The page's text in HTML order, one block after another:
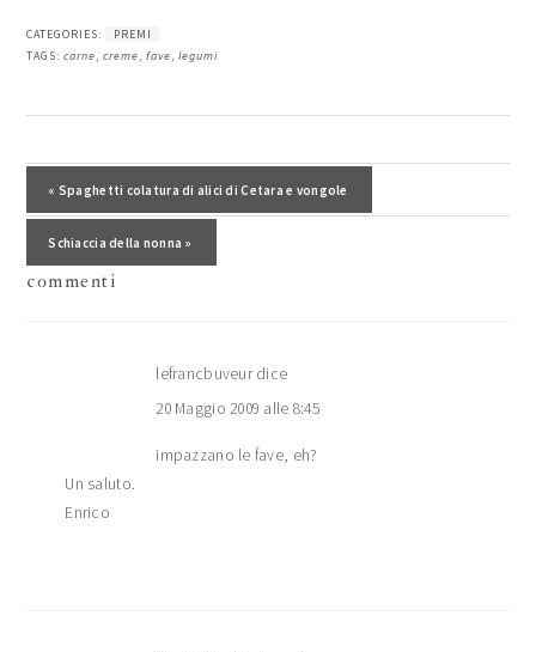
CATEGORIES:
PREMI
TAGS:carne,creme,fave,legumi
Post precedente:
« Spaghetti colatura di alici di Cetara e vongole
Post successivo:
Schiaccia della nonna »
del
lettore
commenti
lefrancbuveur dice
20 Maggio 2009 alle 8:45
impazzano le fave, eh?
Un saluto.
Enrico